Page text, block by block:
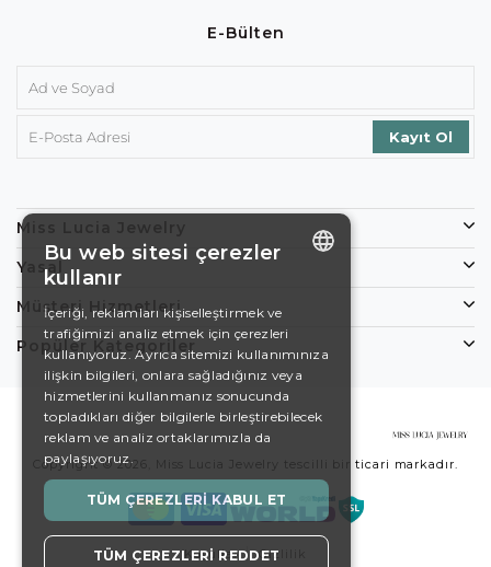
E-Bülten
Miss Lucia Jewelry
Yasal
Müşteri Hizmetleri
Popüler Kategoriler
Copyright © 2026, Miss Lucia Jewelry tescilli bir ticari markadır.
Koşullar Gizlilik
DE
EN
SWEDISH
TURKISH
Bu web sitesi çerezler
kullanır
İçeriği, reklamları kişiselleştirmek ve
trafiğimizi analiz etmek için çerezleri
kullanıyoruz. Ayrıca sitemizi kullanımınıza
ilişkin bilgileri, onlara sağladığınız veya
hizmetlerini kullanmanız sonucunda
topladıkları diğer bilgilerle birleştirebilecek
reklam ve analiz ortaklarımızla da
paylaşıyoruz.
TÜM ÇEREZLERI KABUL ET
TÜM ÇEREZLERI REDDET